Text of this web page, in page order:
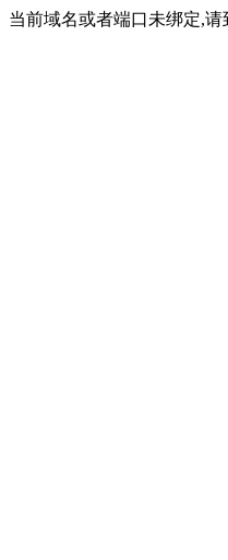
当前域名或者端口未绑定,